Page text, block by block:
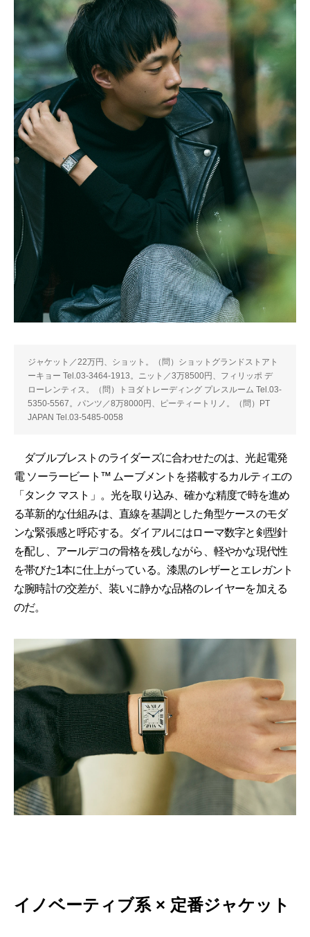
ジャケット／22万円、ショット。（問）ショットグランドストアト
ーキョー Tel.03-3464-1913。ニット／3万8500円、フィリッポ デ
ローレンティス。（問）トヨダトレーディング プレスルーム Tel.03-
5350-5567。パンツ／8万8000円、ピーティートリノ。（問）PT
JAPAN Tel.03-5485-0058
ダブルブレストのライダーズに合わせたのは、光起電発
電 ソーラービート™ ムーブメントを搭載するカルティエの
「タンク マスト」。光を取り込み、確かな精度で時を進め
る革新的な仕組みは、直線を基調とした角型ケースのモダ
ンな緊張感と呼応する。ダイアルにはローマ数字と剣型針
を配し、アールデコの骨格を残しながら、軽やかな現代性
を帯びた1本に仕上がっている。漆黒のレザーとエレガント
な腕時計の交差が、装いに静かな品格のレイヤーを加える
のだ。
イノベーティブ系 × 定番ジャケット